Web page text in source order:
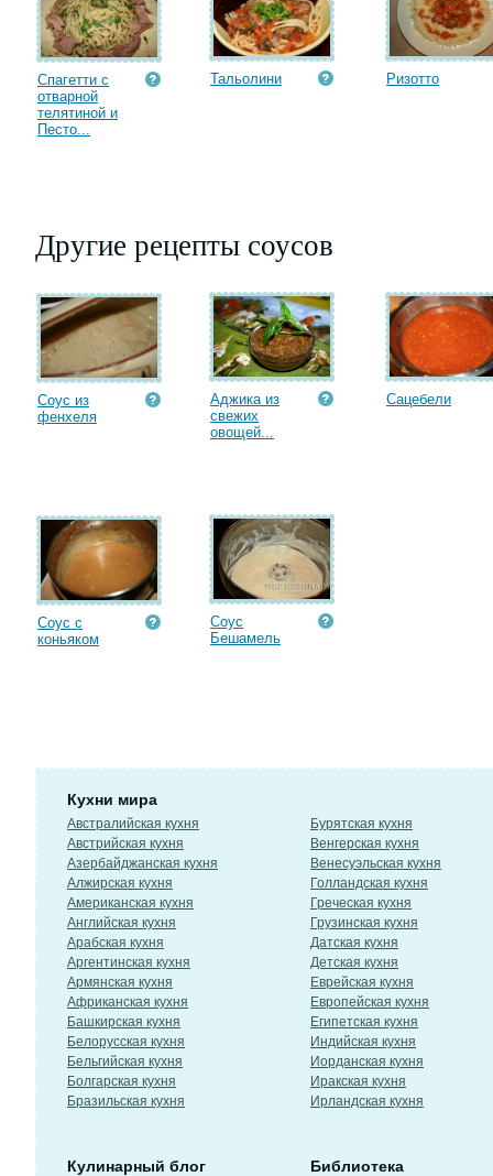
Спагетти с
отварной
телятиной и
Песто...
Тальолини Ризотто
Другие рецепты соусов
Соус из
фенхеля
Аджика из
свежих
овощей...
Сацебели
Соус с
коньяком
Соус
Бешамель
Кухни мира
Австралийская кухня
Австрийская кухня
Азербайджанская кухня
Алжирская кухня
Американская кухня
Английская кухня
Арабская кухня
Аргентинская кухня
Армянская кухня
Африканская кухня
Башкирская кухня
Белорусская кухня
Бельгийская кухня
Болгарская кухня
Бразильская кухня
Бурятская кухня
Венгерская кухня
Венесуэльская кухня
Голландская кухня
Греческая кухня
Грузинская кухня
Датская кухня
Детская кухня
Еврейская кухня
Европейская кухня
Египетская кухня
Индийская кухня
Иорданская кухня
Иракская кухня
Ирландская кухня
Кулинарный блог Библиотека